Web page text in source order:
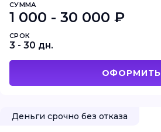
СУММА
1 000 - 30 000 ₽
СРОК
3 - 30 дн.
ОФОРМИТЬ
Деньги срочно без отказа